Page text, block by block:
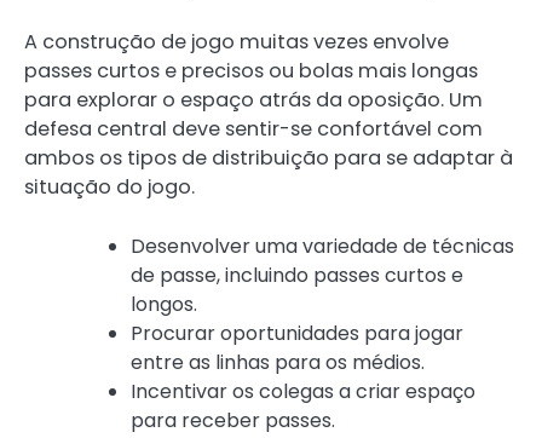
A construção de jogo muitas vezes envolve
passes curtos e precisos ou bolas mais longas
para explorar o espaço atrás da oposição. Um
defesa central deve sentir-se confortável com
ambos os tipos de distribuição para se adaptar à
situação do jogo.
Desenvolver uma variedade de técnicas
de passe, incluindo passes curtos e
longos.
Procurar oportunidades para jogar
entre as linhas para os médios.
Incentivar os colegas a criar espaço
para receber passes.